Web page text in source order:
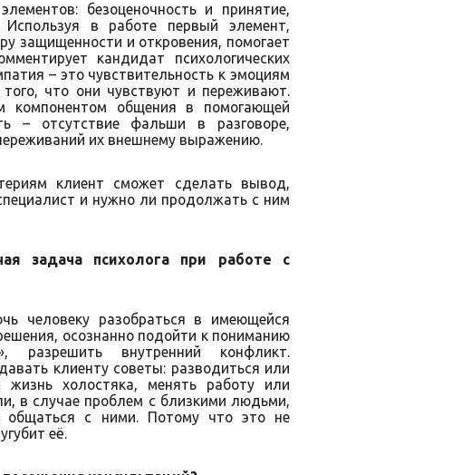
безоценочность и принятие,
Используя в работе первый элемент,
защищенности и откровения, помогает
кандидат психологических
– это чувствительность к эмоциям
что они чувствуют и переживают.
компонентом общения в помогающей
– отсутствие фальши в разговоре,
их внешнему выражению.
клиент сможет сделать вывод,
и нужно ли продолжать с ним
задача психолога при работе с
человеку разобраться в имеющейся
осознанно подойти к пониманию
разрешить внутренний конфликт.
клиенту советы: разводиться или
жизнь холостяка, менять работу или
в случае проблем с близкими людьми,
общаться с ними. Потому что это не
её.